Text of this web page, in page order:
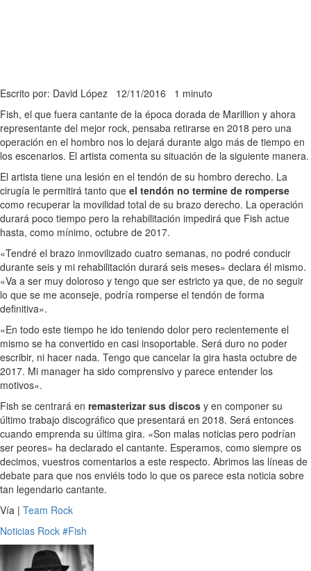
Escrito por: David López 12/11/2016 1 minuto
Fish, el que fuera cantante de la época dorada de Marillion y ahora
representante del mejor rock, pensaba retirarse en 2018 pero una
operación en el hombro nos lo dejará durante algo más de tiempo en
los escenarios. El artista comenta su situación de la siguiente manera.
El artista tiene una lesión en el tendón de su hombro derecho. La
cirugía le permitirá tanto que el tendón no termine de romperse
como recuperar la movilidad total de su brazo derecho. La operación
durará poco tiempo pero la rehabilitación impedirá que Fish actue
hasta, como mínimo, octubre de 2017.
«Tendré el brazo inmovilizado cuatro semanas, no podré conducir
durante seis y mi rehabilitación durará seis meses» declara él mismo.
«Va a ser muy doloroso y tengo que ser estricto ya que, de no seguir
lo que se me aconseje, podría romperse el tendón de forma
definitiva».
«En todo este tiempo he ido teniendo dolor pero recientemente el
mismo se ha convertido en casi insoportable. Será duro no poder
escribir, ni hacer nada. Tengo que cancelar la gira hasta octubre de
2017. Mi manager ha sido comprensivo y parece entender los
motivos».
Fish se centrará en remasterizar sus discos y en componer su
último trabajo discográfico que presentará en 2018. Será entonces
cuando emprenda su última gira. «Son malas noticias pero podrían
ser peores» ha declarado el cantante. Esperamos, como siempre os
decimos, vuestros comentarios a este respecto. Abrimos las líneas de
debate para que nos enviéis todo lo que os parece esta noticia sobre
tan legendario cantante.
Vía | Team Rock
Noticias Rock #Fish